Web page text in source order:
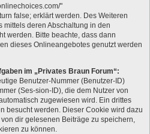
"
false; erklärt werden. Des Weiteren
deren Abschaltung in den
werden. Bitte beachte, dass dann
dieses Onlineangebotes genutzt werden
im „Privates Braun Forum“:
Benutzer-Nummer (Benutzer-ID)
(Ses-sion-ID), die dem Nutzer von
zugewiesen wird. Ein drittes
besucht werden. Dieser Cookie wird dazu
dir gelesenen Beiträge zu speichern,
zu können.